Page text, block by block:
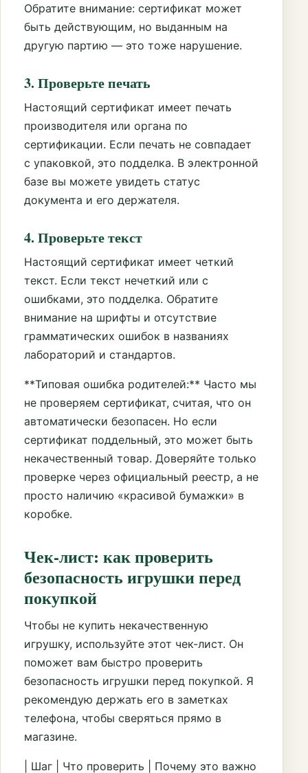
Обратите внимание: сертификат может
быть действующим, но выданным на
другую партию — это тоже нарушение.
3. Проверьте печать
Настоящий сертификат имеет печать
производителя или органа по
сертификации. Если печать не совпадает
с упаковкой, это подделка. В электронной
базе вы можете увидеть статус
документа и его держателя.
4. Проверьте текст
Настоящий сертификат имеет четкий
текст. Если текст нечеткий или с
ошибками, это подделка. Обратите
внимание на шрифты и отсутствие
грамматических ошибок в названиях
лабораторий и стандартов.
**Типовая ошибка родителей:** Часто мы
не проверяем сертификат, считая, что он
автоматически безопасен. Но если
сертификат поддельный, это может быть
некачественный товар. Доверяйте только
проверке через официальный реестр, а не
просто наличию «красивой бумажки» в
коробке.
Чек-лист: как проверить
безопасность игрушки перед
покупкой
Чтобы не купить некачественную
игрушку, используйте этот чек-лист. Он
поможет вам быстро проверить
безопасность игрушки перед покупкой. Я
рекомендую держать его в заметках
телефона, чтобы сверяться прямо в
магазине.
| Шаг | Что проверить | Почему это важно